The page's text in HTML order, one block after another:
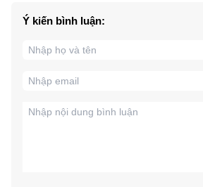
Ý kiến bình luận: